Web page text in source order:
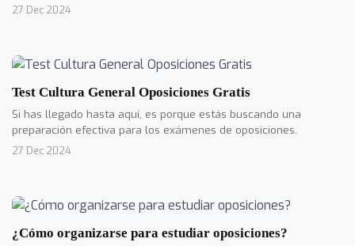
27 Dec 2024
Test Cultura General Oposiciones Gratis
Si has llegado hasta aquí, es porque estás buscando una
preparación efectiva para los exámenes de oposiciones.
27 Dec 2024
¿Cómo organizarse para estudiar oposiciones?